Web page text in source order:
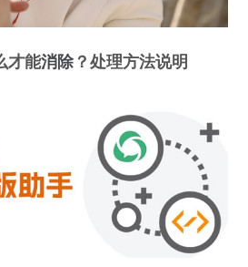
才能消除？处理方法说明